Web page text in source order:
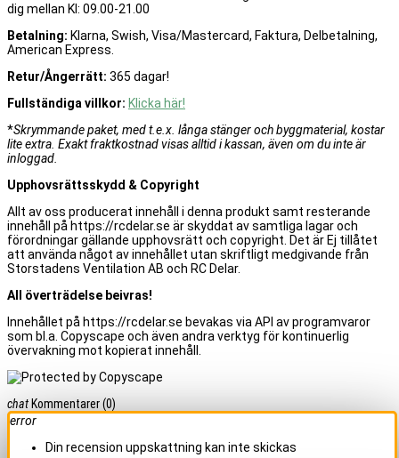
dig mellan Kl: 09.00-21.00
Betalning: Klarna, Swish, Visa/Mastercard, Faktura, Delbetalning,
American Express.
Retur/Ångerrätt: 365 dagar!
Fullständiga villkor: Klicka här!
*Skrymmande paket, med t.e.x. långa stänger och byggmaterial, kostar
lite extra. Exakt fraktkostnad visas alltid i kassan, även om du inte är
inloggad.
Upphovsrättsskydd & Copyright
Allt av oss producerat innehåll i denna produkt samt resterande
innehåll på https://rcdelar.se är skyddat av samtliga lagar och
förordningar gällande upphovsrätt och copyright. Det är Ej tillåtet
att använda något av innehållet utan skriftligt medgivande från
Storstadens Ventilation AB och RC Delar.
All överträdelse beivras!
Innehållet på https://rcdelar.se bevakas via API av programvaror
som bl.a. Copyscape och även andra verktyg för kontinuerlig
övervakning mot kopierat innehåll.
chat Kommentarer(0)
error
Din recension uppskattning kan inte skickas